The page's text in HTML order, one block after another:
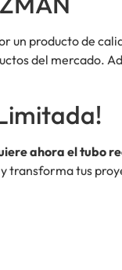
un producto de
del mercado.
ahora el tubo
transforma tus